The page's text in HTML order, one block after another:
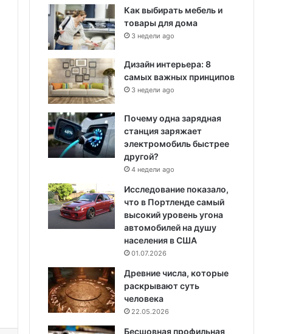
Как выбирать мебель и
товары для дома
3 недели ago
Дизайн интерьера: 8
самых важных принципов
3 недели ago
Почему одна зарядная
станция заряжает
электромобиль быстрее
другой?
4 недели ago
Исследование показало,
что в Портленде самый
высокий уровень угона
автомобилей на душу
населения в США
01.07.2026
Древние числа, которые
раскрывают суть
человека
22.05.2026
Бесшовная профильная